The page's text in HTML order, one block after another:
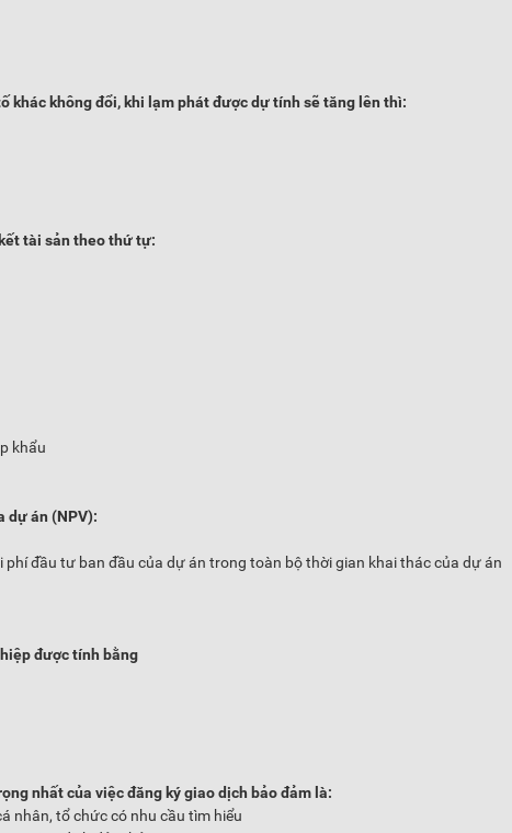
khác không đổi, khi lạm phát được dự tính sẽ tăng lên thì:
tài sản theo thứ tự:
khẩu
dự án (NPV):
đầu tư ban đầu của dự án trong toàn bộ thời gian khai thác của dự án
được tính bằng
nhất của việc đăng ký giao dịch bảo đảm là:
nhân, tổ chức có nhu cầu tìm hiểu